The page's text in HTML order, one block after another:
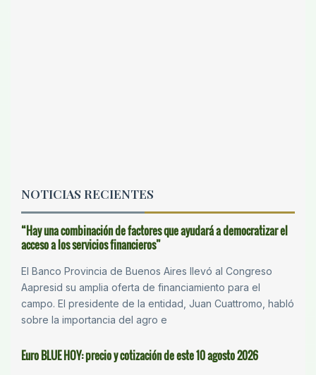
NOTICIAS RECIENTES
“Hay una combinación de factores que ayudará a democratizar el
acceso a los servicios financieros”
El Banco Provincia de Buenos Aires llevó al Congreso
Aapresid su amplia oferta de financiamiento para el
campo. El presidente de la entidad, Juan Cuattromo, habló
sobre la importancia del agro e
Euro BLUE HOY: precio y cotización de este 10 agosto 2026